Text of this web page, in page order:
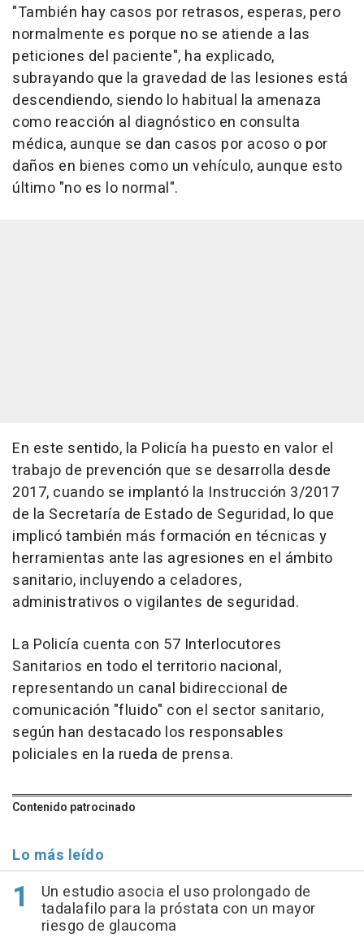
"También hay casos por retrasos, esperas, pero
normalmente es porque no se atiende a las
peticiones del paciente", ha explicado,
subrayando que la gravedad de las lesiones está
descendiendo, siendo lo habitual la amenaza
como reacción al diagnóstico en consulta
médica, aunque se dan casos por acoso o por
daños en bienes como un vehículo, aunque esto
último "no es lo normal".
En este sentido, la Policía ha puesto en valor el
trabajo de prevención que se desarrolla desde
2017, cuando se implantó la Instrucción 3/2017
de la Secretaría de Estado de Seguridad, lo que
implicó también más formación en técnicas y
herramientas ante las agresiones en el ámbito
sanitario, incluyendo a celadores,
administrativos o vigilantes de seguridad.
La Policía cuenta con 57 Interlocutores
Sanitarios en todo el territorio nacional,
representando un canal bidireccional de
comunicación "fluido" con el sector sanitario,
según han destacado los responsables
policiales en la rueda de prensa.
Contenido patrocinado
Lo más leído
Un estudio asocia el uso prolongado de
tadalafilo para la próstata con un mayor
riesgo de glaucoma